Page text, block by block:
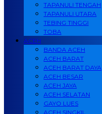
TAPANULI TENGAH
TAPANULI UTARA
TEBING TINGGI
TOBA
ACEH
BANDA ACEH
ACEH BARAT
ACEH BARAT DAYA
ACEH BESAR
ACEH JAYA
ACEH SELATAN
GAYO LUES
ACEH SINGKIL